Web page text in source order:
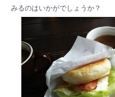
みるのはいかがでしょうか？